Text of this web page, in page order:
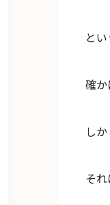
と
確
し
そ